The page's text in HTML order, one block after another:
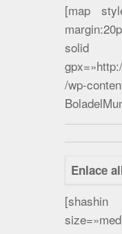
[map
/wp-
Enlace